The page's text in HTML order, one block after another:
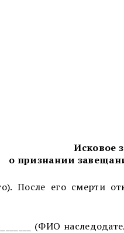
Исковое
о признании
После его смерти
(ФИО